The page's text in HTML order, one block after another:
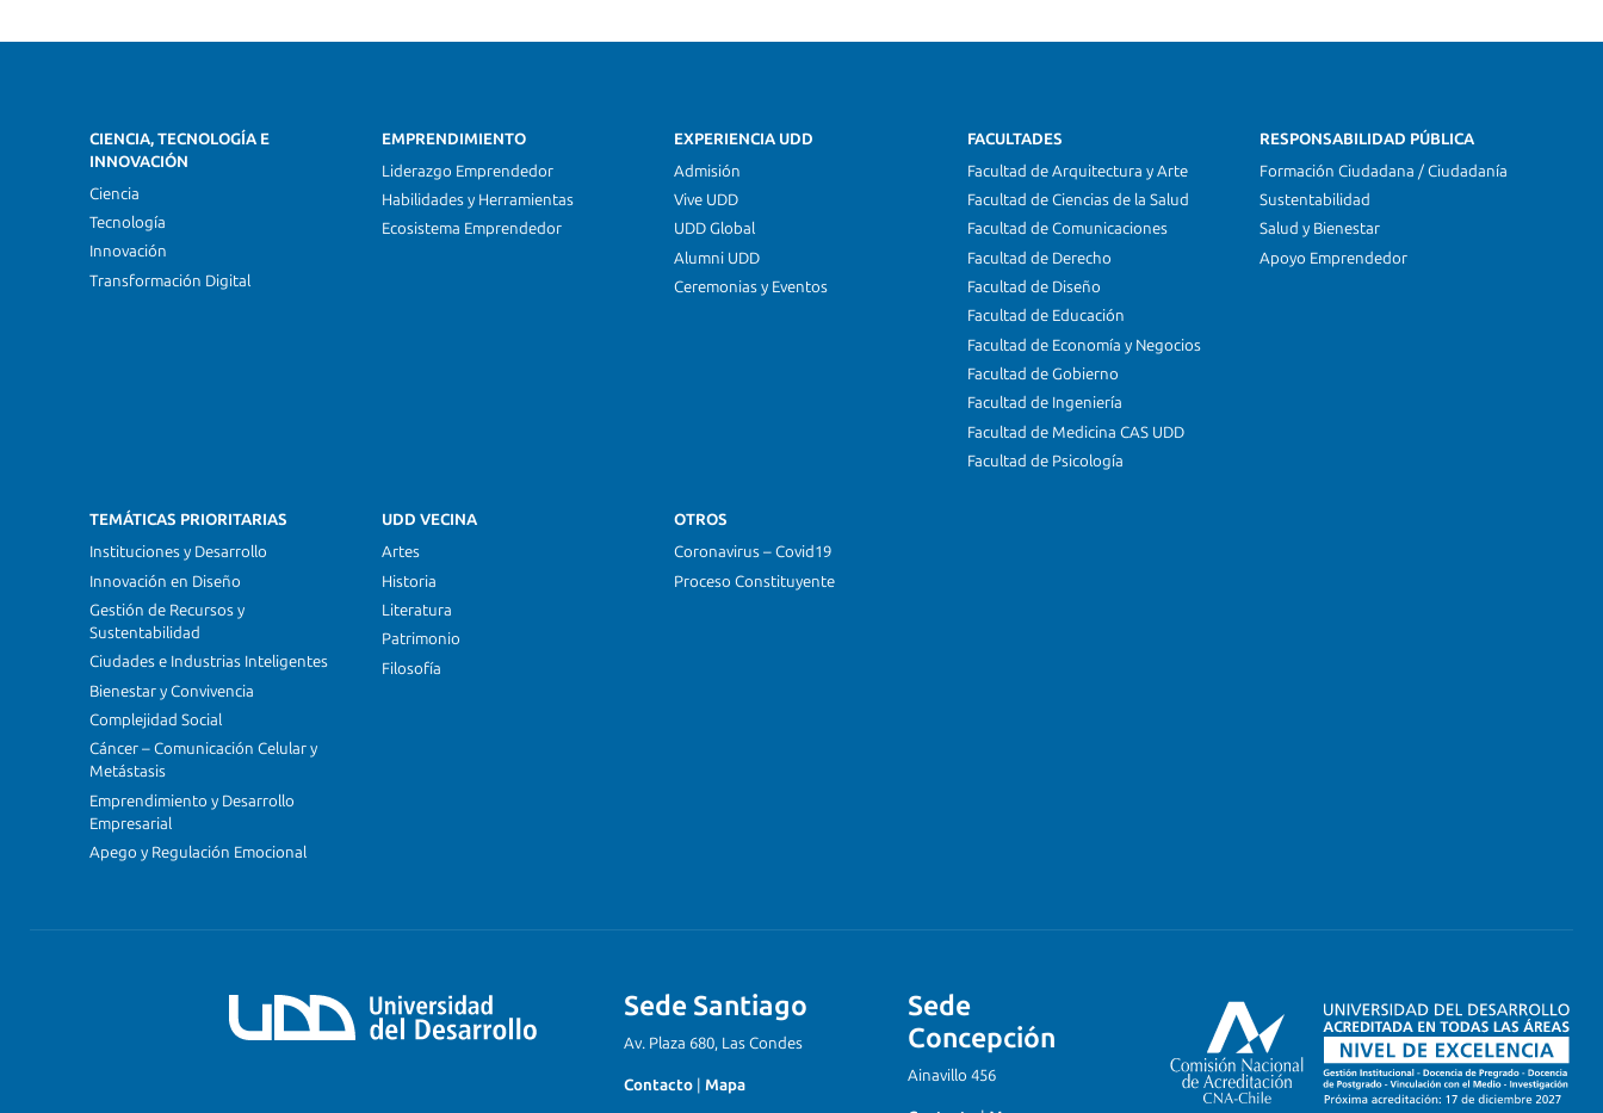
CIENCIA, TECNOLOGÍA E
INNOVACIÓN
Ciencia
Tecnología
Innovación
Transformación Digital
EMPRENDIMIENTO
Liderazgo Emprendedor
Habilidades y Herramientas
Ecosistema Emprendedor
EXPERIENCIA UDD
Admisión
Vive UDD
UDD Global
Alumni UDD
Ceremonias y Eventos
FACULTADES
Facultad de Arquitectura y Arte
Facultad de Ciencias de la Salud
Facultad de Comunicaciones
Facultad de Derecho
Facultad de Diseño
Facultad de Educación
Facultad de Economía y Negocios
Facultad de Gobierno
Facultad de Ingeniería
Facultad de Medicina CAS UDD
Facultad de Psicología
RESPONSABILIDAD PÚBLICA
Formación Ciudadana / Ciudadanía
Sustentabilidad
Salud y Bienestar
Apoyo Emprendedor
TEMÁTICAS PRIORITARIAS
Instituciones y Desarrollo
Innovación en Diseño
Gestión de Recursos y
Sustentabilidad
Ciudades e Industrias Inteligentes
Bienestar y Convivencia
Complejidad Social
Cáncer – Comunicación Celular y
Metástasis
Emprendimiento y Desarrollo
Empresarial
Apego y Regulación Emocional
UDD VECINA
Artes
Historia
Literatura
Patrimonio
Filosofía
OTROS
Coronavirus – Covid19
Proceso Constituyente
Sede Santiago
Av. Plaza 680, Las Condes
Contacto Mapa
Sede
Concepción
Ainavillo 456